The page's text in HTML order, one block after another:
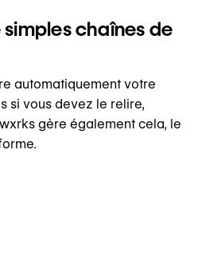
simples chaînes de
automatiquement votre
si vous devez le relire,
gère également cela, le